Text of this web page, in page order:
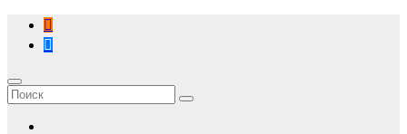
Перейти
содержимому